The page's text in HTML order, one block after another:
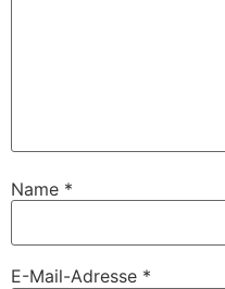
Name *
E-Mail-Adresse *